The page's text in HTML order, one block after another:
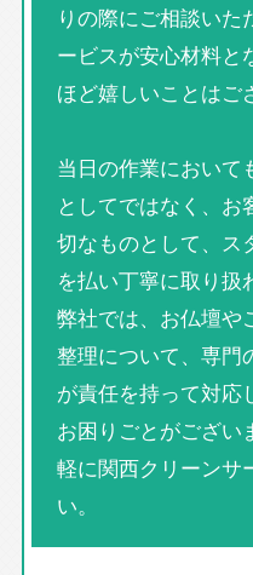
りの際にご相談い
ービスが安心材料と
ほど嬉しいことはご
当日の作業において
としてではなく、
切なものとして、ス
を払い丁寧に取り扱
弊社では、お仏壇や
整理について、専門
が責任を持って対応
お困りごとがござい
軽に関西クリーンサ
い。